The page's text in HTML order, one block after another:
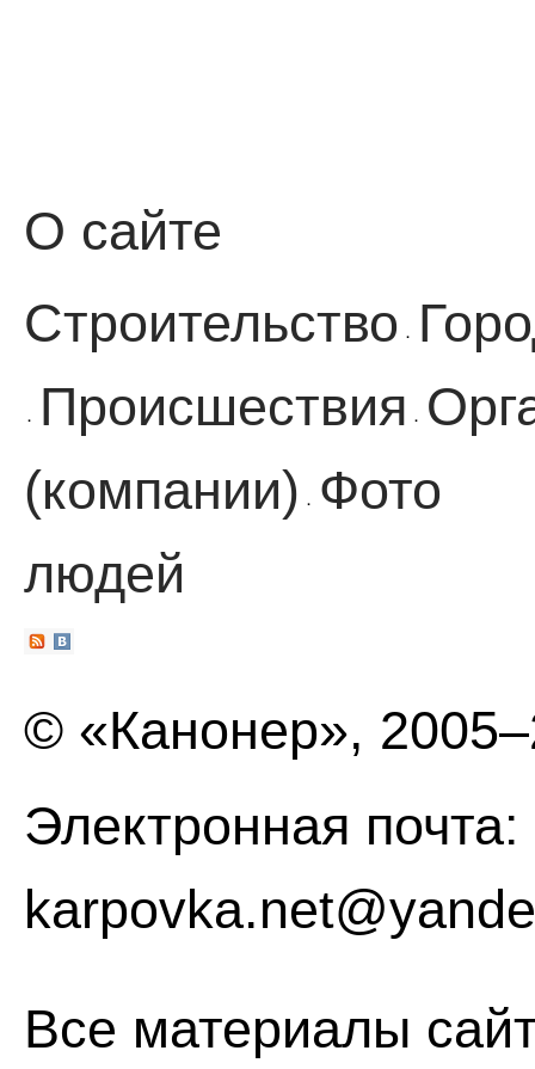
О сайте
Строительство ·
· Происшествия ·
(компании)
·
Фото
людей
© «Канонер»,
Электронная почта:
Все материалы